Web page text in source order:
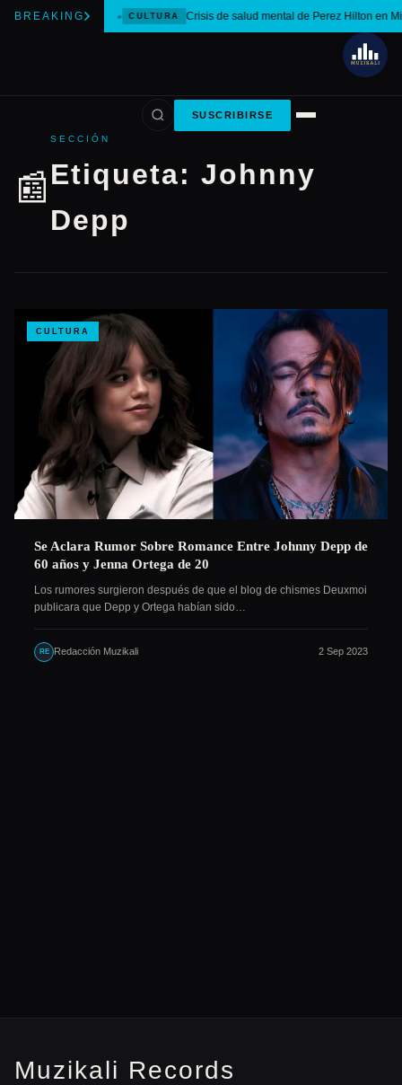
BREAKING CULTURA Crisis de salud mental de Perez Hilton en
SUSCRIBIRSE
📰
SECCIÓN
Etiqueta: Johnny
Depp
CULTURA
Se Aclara Rumor Sobre Romance Entre Johnny Depp de
60 años y Jenna Ortega de 20
Los rumores surgieron después de que el blog de chismes Deuxmoi
publicara que Depp y Ortega habían sido…
RE Redacción Muzikali 2 Sep 2023
Muzikali Records